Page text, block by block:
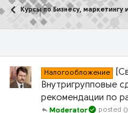
Курсы по Бизнесу,
Налогообложение
Внутригрупповые
рекомендации по
Moderator